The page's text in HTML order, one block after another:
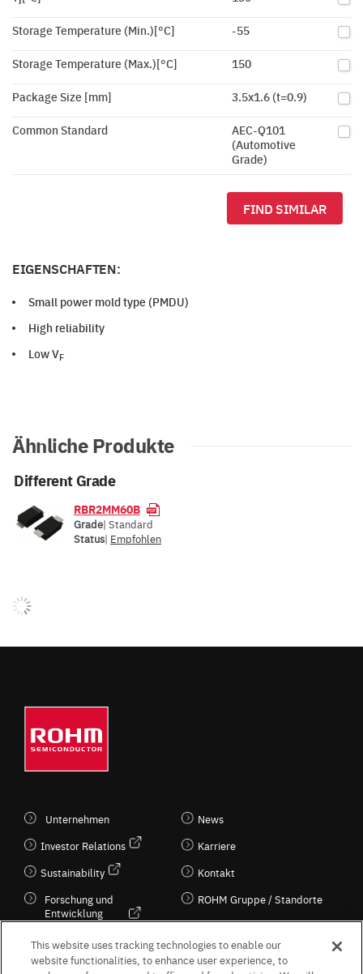
Storage Temperature (Min.)[°C] -55
Storage Temperature (Max.)[°C] 150
Package Size [mm] 3.5x1.6 (t=0.9)
Common Standard
AEC-Q101
(Automotive
Grade)
FIND SIMILAR
EIGENSCHAFTEN:
Small power mold type (PMDU)
High reliability
Low VF
Ähnliche Produkte
Different Grade
RBR2MM60B
Grade| Standard
Status| Empfohlen
Unternehmen
Investor Relations
Sustainability
Forschung und
Entwicklung
Kultur / Wirtschaft
News
Karriere
Kontakt
ROHM Gruppe / Standorte
This website uses tracking technologies to enable our
website functionalities, to enhance user experience, to